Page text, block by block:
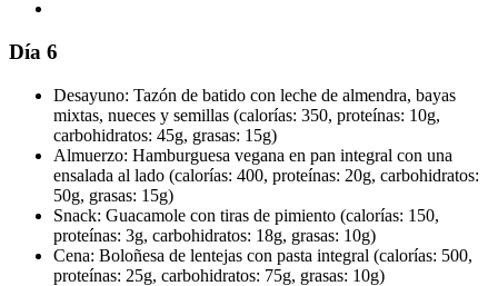
Día 6
Desayuno: Tazón de batido con leche de almendra, bayas
mixtas, nueces y semillas (calorías: 350, proteínas: 10g,
carbohidratos: 45g, grasas: 15g)
Almuerzo: Hamburguesa vegana en pan integral con una
ensalada al lado (calorías: 400, proteínas: 20g, carbohidratos:
50g, grasas: 15g)
Snack: Guacamole con tiras de pimiento (calorías: 150,
proteínas: 3g, carbohidratos: 18g, grasas: 10g)
Cena: Boloñesa de lentejas con pasta integral (calorías: 500,
proteínas: 25g, carbohidratos: 75g, grasas: 10g)